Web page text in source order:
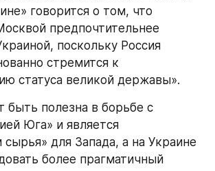
говорится о том, что
предпочтительнее
поскольку Россия
стремится к
статуса великой державы».
полезна в борьбе с
Юга» и является
сырья» для Запада, а на Украине
более прагматичный